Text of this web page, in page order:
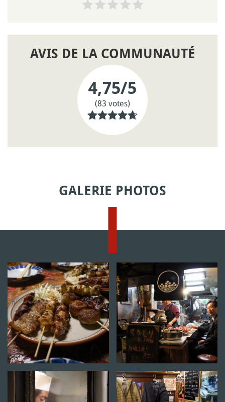
AVIS DE LA COMMUNAUTÉ
4,75/5
(83 votes)
GALERIE PHOTOS